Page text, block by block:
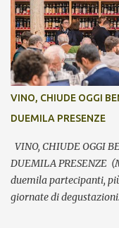
VINO, CHIUDE OGGI
DUEMILA PRESENZE
VINO, CHIUDE OGGI
DUEMILA PRESENZE
duemila partecipanti,
giornate di